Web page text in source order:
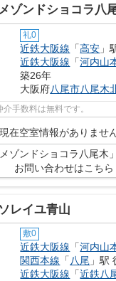
メゾンドショコラ八
礼0
近鉄大阪線 「高安 」
近鉄大阪線 「河内山
築26年
大阪府八尾市八尾木
手数料は無料です。
現在空室情報がありません
メゾンドショコラ八尾木
お問い合わせはこちら
ソレイユ青山
敷0
近鉄大阪線 「河内山
関西本線 「八尾 」駅
近鉄大阪線 「近鉄八